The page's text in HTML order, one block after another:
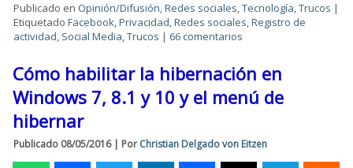
Publicado en Opinión/Difusión,Redes sociales,Tecnología,Trucos |
Etiquetado Facebook,Privacidad,Redes sociales,Registro de
actividad, Social Media,Trucos | 66 comentarios
Cómo habilitar la hibernación en
Windows 7, 8.1 y 10 y el menú de
hibernar
Publicado 08/05/2016| Por Christian Delgado von Eitzen